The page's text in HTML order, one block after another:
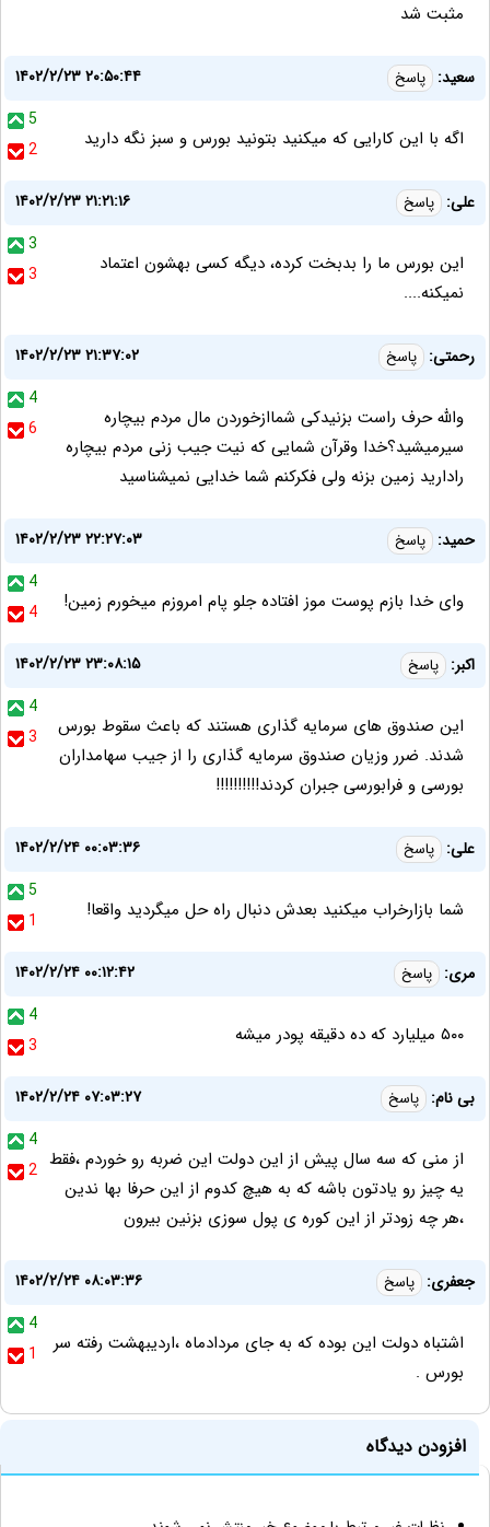
مثبت شد
سعید: پاسخ
۱۴۰۲/۲/۲۳ ۲۰:۵۰:۴۴
5
2
اگه با این کارایی که میکنید بتونید بورس و سبز نگه دارید
علی: پاسخ
۱۴۰۲/۲/۲۳ ۲۱:۲۱:۱۶
3
3
این بورس ما را بدبخت کرده، دیگه کسی بهشون اعتماد
نمیکنه....
رحمتی: پاسخ
۱۴۰۲/۲/۲۳ ۲۱:۳۷:۰۲
4
6
والله حرف راست بزنیدکی شماازخوردن مال مردم بیچاره
سیرمیشید؟خدا وقرآن شمایی که نیت جیب زنی مردم بیچاره
رادارید زمین بزنه ولی فکرکنم شما خدایی نمیشناسید
حمید: پاسخ
۱۴۰۲/۲/۲۳ ۲۲:۲۷:۰۳
4
4
وای خدا بازم پوست موز افتاده جلو پام امروزم میخورم زمین!
اکبر: پاسخ
۱۴۰۲/۲/۲۳ ۲۳:۰۸:۱۵
4
3
این صندوق های سرمایه گذاری هستند که باعث سقوط بورس
شدند. ضرر وزیان صندوق سرمایه گذاری را از جیب سهامداران
بورسی و فرابورسی جبران کردند!!!!!!!!!!
علی: پاسخ
۱۴۰۲/۲/۲۴ ۰۰:۰۳:۳۶
5
1
شما بازارخراب میکنید بعدش دنبال راه حل میگردید واقعا!
مری: پاسخ
۱۴۰۲/۲/۲۴ ۰۰:۱۲:۴۲
4
3
۵۰۰ میلیارد که ده دقیقه پودر میشه
بی نام: پاسخ
۱۴۰۲/۲/۲۴ ۰۷:۰۳:۲۷
4
2 از منی که سه سال پیش از این دولت این ضربه رو خوردم ،فقط
یه چیز رو یادتون باشه که به هیچ کدوم از این حرفا بها ندین
،هر چه زودتر از این کوره ی پول سوزی بزنین بیرون
جعفری: پاسخ
۱۴۰۲/۲/۲۴ ۰۸:۰۳:۳۶
4
1
اشتباه دولت این بوده که به جای مردادماه ،اردیبهشت رفته سر
بورس .
افزودن دیدگاه